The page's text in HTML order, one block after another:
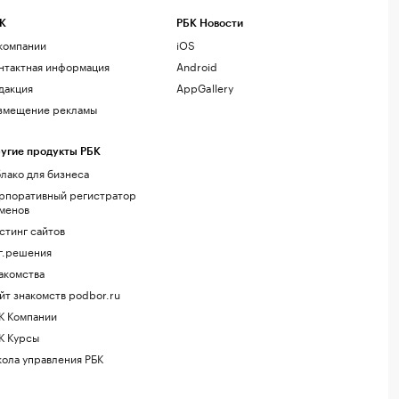
информация
рекламы
продукты РБК
для бизнеса
регистратор
сайтов
знакомств podbor.ru
Компании
Курсы
управления РБК
РБК Новости
iOS
Android
AppGallery